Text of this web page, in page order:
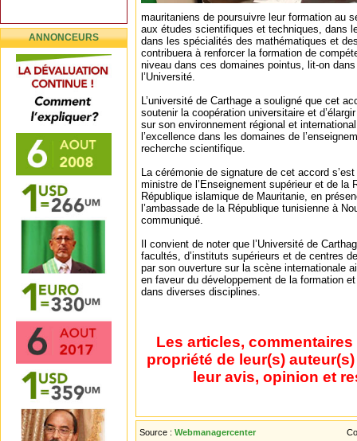
ANNONCEURS
mauritaniens de poursuivre leur formation au
aux études scientifiques et techniques, dans
dans les spécialités des mathématiques et
contribuera à renforcer la formation de
niveau dans ces domaines pointus, lit-on
l’Université.
L’université de Carthage a souligné que cet
soutenir la coopération universitaire et
sur son environnement régional et
l’excellence dans les domaines de
recherche scientifique.
La cérémonie de signature de cet accord
ministre de l’Enseignement supérieur et de la
République islamique de Mauritanie, en
l’ambassade de la République tunisienne à
communiqué.
Il convient de noter que l’Université de
facultés, d’instituts supérieurs et de centres
par son ouverture sur la scène internationale
en faveur du développement de la formation
dans diverses disciplines.
Les articles,
propriété de leur(s)
leur avis, opinion et
Source : Webmanagercenter